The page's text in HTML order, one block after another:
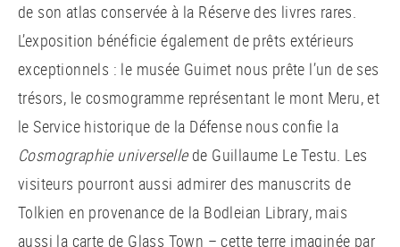
de son atlas conservée à la Réserve des livres rares.
L’exposition bénéficie également de prêts extérieurs
exceptionnels : le musée Guimet nous prête l’un de ses
trésors, le cosmogramme représentant le mont Meru, et
le Service historique de la Défense nous confie la
Cosmographie universellede Guillaume Le Testu. Les
visiteurs pourront aussi admirer des manuscrits de
Tolkien en provenance de la Bodleian Library, mais
aussi la carte de Glass Town – cette terre imaginée par